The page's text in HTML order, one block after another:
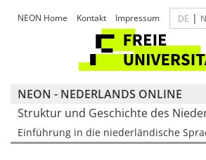
NEON Home Kontakt Impressum DE |
NEON - NEDERLANDS ONLINE
Struktur und Geschichte des
Einführung in die niederländische